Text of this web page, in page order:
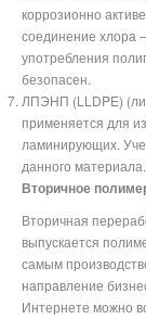
коррозионно
соединение хлора
употребления
безопасен.
ЛПЭНП (LLDPE)
применяется для
ламинирующих.
данного материала.
Вторичное
Вторичная
выпускается
самым
направление
Интернете можно